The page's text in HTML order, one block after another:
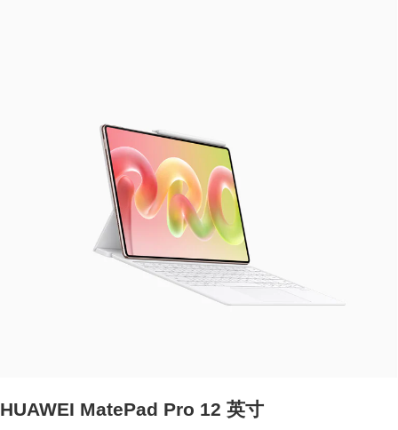
HUAWEI MatePad Pro 12 英寸